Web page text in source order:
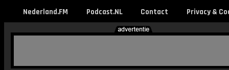
Nederland.FM Podcast.NL Contact Privacy &